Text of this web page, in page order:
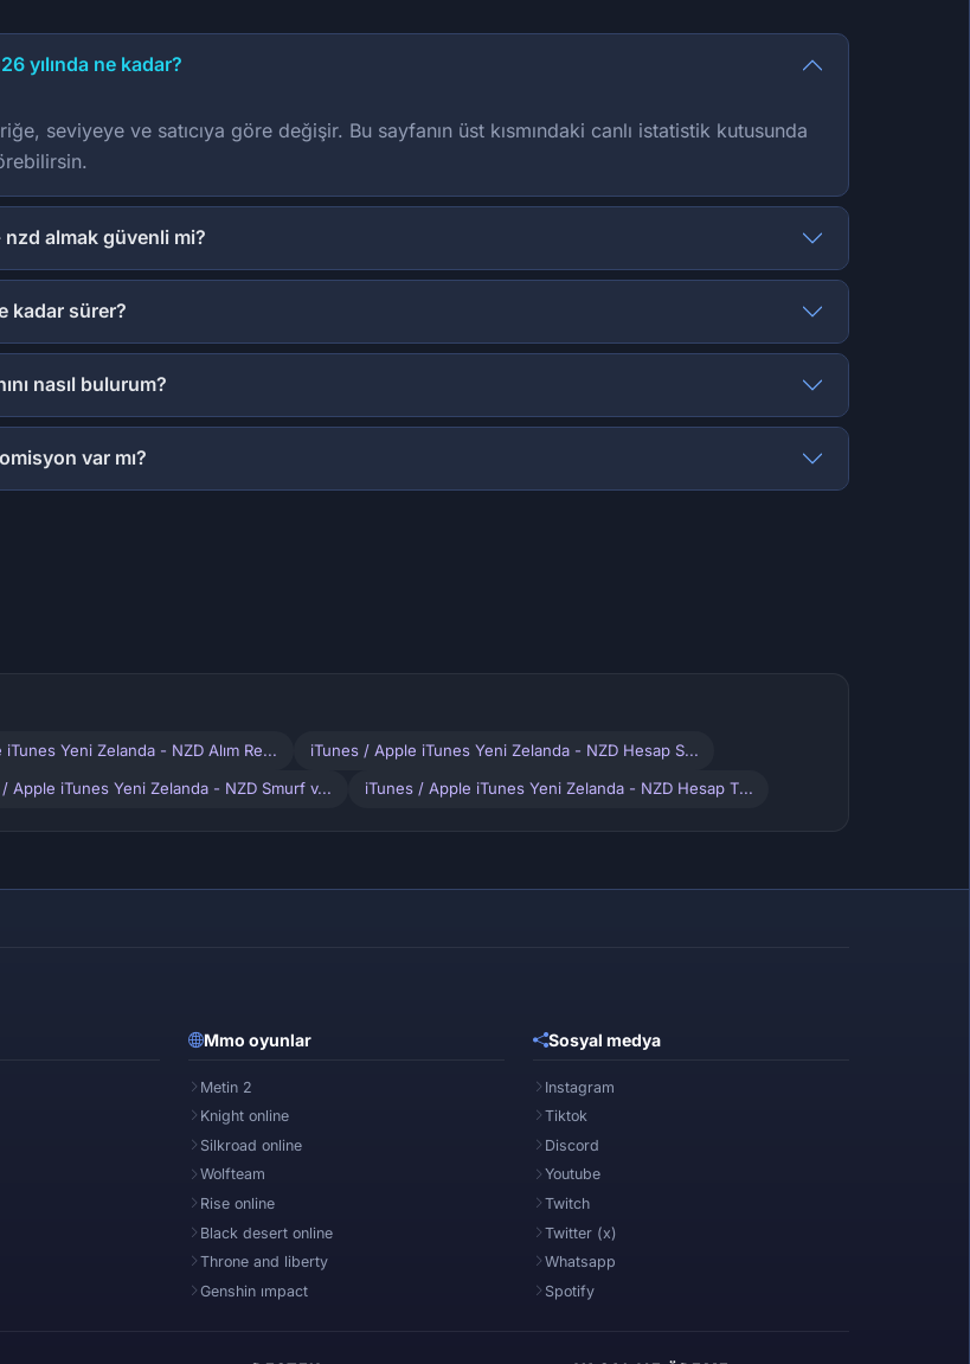
yılında ne kadar?
seviyeye ve satıcıya göre değişir. Bu sayfanın üst kısmındaki canlı istatistik kutusunda
almak güvenli mi?
kadar sürer?
nasıl bulurum?
var mı?
Yeni Zelanda - NZD Alım Re... iTunes / Apple iTunes Yeni Zelanda - NZD Hesap S...
Apple iTunes Yeni Zelanda - NZD Smurf v... iTunes / Apple iTunes Yeni Zelanda - NZD Hesap T...
Mmo oyunlar
Metin 2
Knight online
Silkroad online
Wolfteam
Rise online
Black desert online
Throne and liberty
Genshin ımpact
Sosyal medya
Instagram
Tiktok
Discord
Youtube
Twitch
Twitter (x)
Whatsapp
Spotify